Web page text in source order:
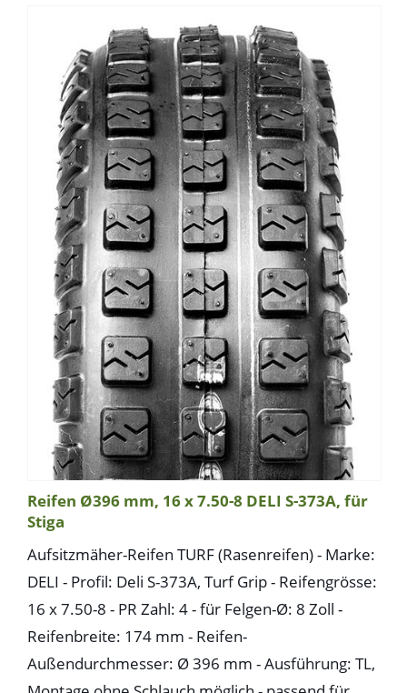
Reifen Ø396 mm, 16 x 7.50-8 DELI S-373A, für
Stiga
Aufsitzmäher-Reifen TURF (Rasenreifen) - Marke:
DELI - Profil: Deli S-373A, Turf Grip - Reifengrösse:
16 x 7.50-8 - PR Zahl: 4 - für Felgen-Ø: 8 Zoll -
Reifenbreite: 174 mm - Reifen-
Außendurchmesser: Ø 396 mm - Ausführung: TL,